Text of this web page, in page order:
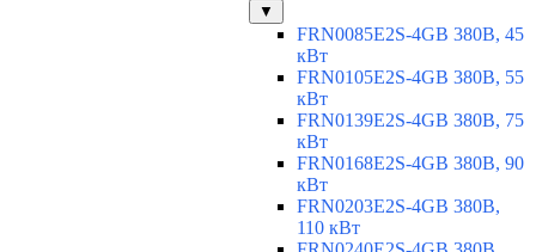
▼
FRN0085E2S-4GB 380В, 45
кВт
FRN0105E2S-4GB 380В, 55
кВт
FRN0139E2S-4GB 380В, 75
кВт
FRN0168E2S-4GB 380В, 90
кВт
FRN0203E2S-4GB 380В,
110 кВт